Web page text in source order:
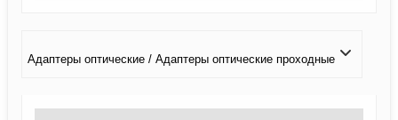
Адаптеры оптические / Адаптеры оптические проходные